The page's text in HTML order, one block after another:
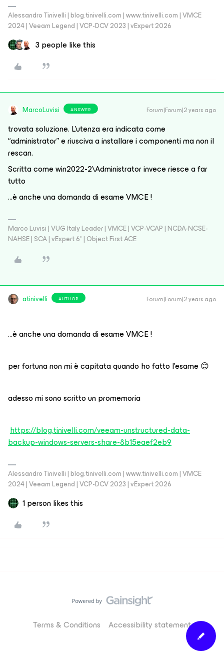
Alessandro Tinivelli | blog.tinivelli.com | www.tinivelli.com | VMCE
2024 | Veeam Legend | VCP-DCV 2023 | vExpert 2026
3 people like this
MarcoLuvisi ANSWER Forum|Forum|2 years ago
trovata soluzione. L'utenza era indicata come
“administrator” e riusciva a installare i componenti ma non il
rescan.
Scritta come win2022-2\Administrator invece riesce a far
tutto
...è anche una domanda di esame VMCE !
Marco Luvisi | VUG Italy Leader | VMCE | VCP-VCAP | NCDA-NCSE-
NAHSE | SCA | vExpert 6* | Object First ACE
atinivelli AUTHOR Forum|Forum|2 years ago
...è anche una domanda di esame VMCE !
per fortuna non mi è capitata quando ho fatto l’esame 😊
adesso mi sono scritto un promemoria
https://blog.tinivelli.com/veeam-unstructured-data-
backup-windows-servers-share-8b15eaef2eb9
Alessandro Tinivelli | blog.tinivelli.com | www.tinivelli.com | VMCE
2024 | Veeam Legend | VCP-DCV 2023 | vExpert 2026
1 person likes this
Terms & Conditions Accessibility statement